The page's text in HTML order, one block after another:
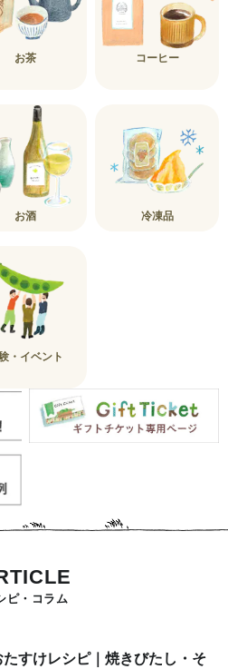
お茶 コーヒー
お酒 冷凍品
・イベント
ピ・コラム
すけレシピ｜焼きびたし・そ